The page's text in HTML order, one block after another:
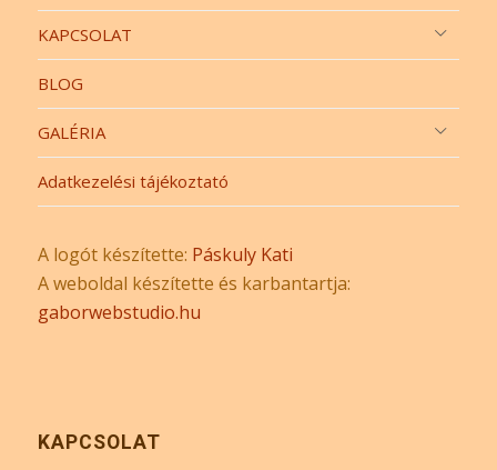
KAPCSOLAT
BLOG
GALÉRIA
Adatkezelési tájékoztató
A logót készítette: Páskuly Kati
A weboldal készítette és karbantartja:
gaborwebstudio.hu
KAPCSOLAT